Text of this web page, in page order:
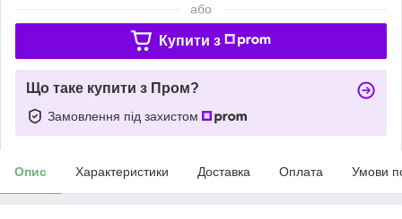
або
Купити з
Що таке купити з Пром?
Замовлення під захистом
Опис Характеристики Доставка Оплата Умови